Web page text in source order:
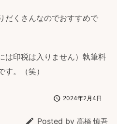
だくさんなのでおすすめで
は印税は入りません）執筆料
。（笑）
 2024年2月4日
 Posted by 髙橋 慎吾